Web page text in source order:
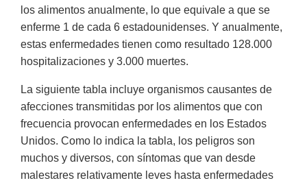
los alimentos anualmente, lo que equivale a que se
enferme 1 de cada 6 estadounidenses. Y anualmente,
estas enfermedades tienen como resultado 128.000
hospitalizaciones y 3.000 muertes.
La siguiente tabla incluye organismos causantes de
afecciones transmitidas por los alimentos que con
frecuencia provocan enfermedades en los Estados
Unidos. Como lo indica la tabla, los peligros son
muchos y diversos, con síntomas que van desde
malestares relativamente leves hasta enfermedades